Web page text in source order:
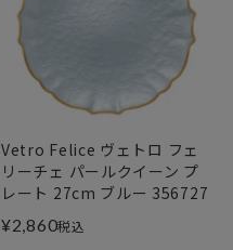
Vetro Felice ヴェトロ フェ
リーチェ パールクイーン プ
レート 27cm ブルー 356727
¥2,860税込